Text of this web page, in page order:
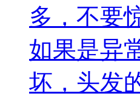
多，不要
如果是异
坏，头发